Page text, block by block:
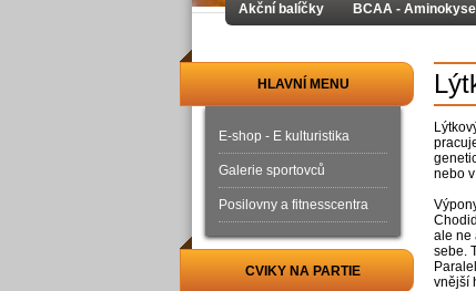
nebo
ale ne
sebe.
vnější
HLAVNÍ MENU
E-shop - E kulturistika
Galerie sportovců
Posilovny a fitnesscentra
CVIKY NA PARTIE
Akční balíčky BCAA -